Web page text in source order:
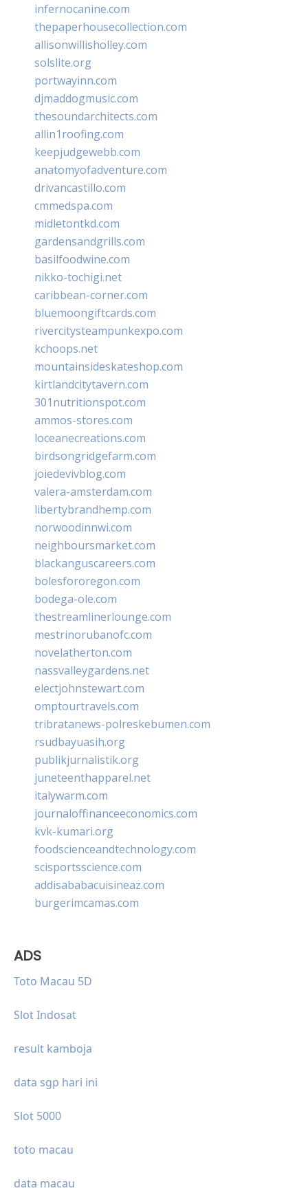
infernocanine.com
thepaperhousecollection.com
allisonwillisholley.com
solslite.org
portwayinn.com
djmaddogmusic.com
thesoundarchitects.com
allin1roofing.com
keepjudgewebb.com
anatomyofadventure.com
drivancastillo.com
cmmedspa.com
midletontkd.com
gardensandgrills.com
basilfoodwine.com
nikko-tochigi.net
caribbean-corner.com
bluemoongiftcards.com
rivercitysteampunkexpo.com
kchoops.net
mountainsideskateshop.com
kirtlandcitytavern.com
301nutritionspot.com
ammos-stores.com
loceanecreations.com
birdsongridgefarm.com
joiedevivblog.com
valera-amsterdam.com
libertybrandhemp.com
norwoodinnwi.com
neighboursmarket.com
blackanguscareers.com
bolesfororegon.com
bodega-ole.com
thestreamlinerlounge.com
mestrinorubanofc.com
novelatherton.com
nassvalleygardens.net
electjohnstewart.com
omptourtravels.com
tribratanews-polreskebumen.com
rsudbayuasih.org
publikjurnalistik.org
juneteenthapparel.net
italywarm.com
journaloffinanceeconomics.com
kvk-kumari.org
foodscienceandtechnology.com
scisportsscience.com
addisababacuisineaz.com
burgerimcamas.com
ADS
Toto Macau 5D
Slot Indosat
result kamboja
data sgp hari ini
Slot 5000
toto macau
data macau